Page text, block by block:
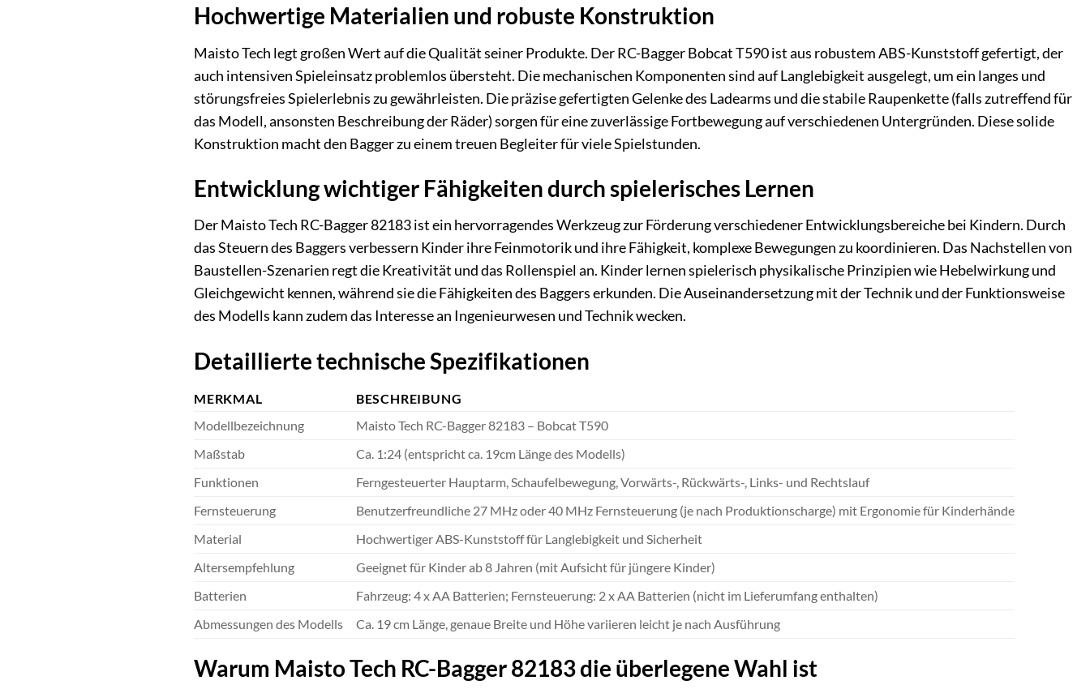
Hochwertige Materialien und robuste Konstruktion
Maisto Tech legt großen Wert auf die Qualität seiner Produkte. Der RC-Bagger Bobcat T590 ist aus robustem ABS-Kunststoff gefertigt, der
auch intensiven Spieleinsatz problemlos übersteht. Die mechanischen Komponenten sind auf Langlebigkeit ausgelegt, um ein langes und
störungsfreies Spielerlebnis zu gewährleisten. Die präzise gefertigten Gelenke des Ladearms und die stabile Raupenkette (falls zutreffend für
das Modell, ansonsten Beschreibung der Räder) sorgen für eine zuverlässige Fortbewegung auf verschiedenen Untergründen. Diese solide
Konstruktion macht den Bagger zu einem treuen Begleiter für viele Spielstunden.
Entwicklung wichtiger Fähigkeiten durch spielerisches Lernen
Der Maisto Tech RC-Bagger 82183 ist ein hervorragendes Werkzeug zur Förderung verschiedener Entwicklungsbereiche bei Kindern. Durch
das Steuern des Baggers verbessern Kinder ihre Feinmotorik und ihre Fähigkeit, komplexe Bewegungen zu koordinieren. Das Nachstellen von
Baustellen-Szenarien regt die Kreativität und das Rollenspiel an. Kinder lernen spielerisch physikalische Prinzipien wie Hebelwirkung und
Gleichgewicht kennen, während sie die Fähigkeiten des Baggers erkunden. Die Auseinandersetzung mit der Technik und der Funktionsweise
des Modells kann zudem das Interesse an Ingenieurwesen und Technik wecken.
Detaillierte technische Spezifikationen
MERKMAL
BESCHREIBUNG
Modellbezeichnung
Maisto Tech RC-Bagger 82183 – Bobcat T590
Maßstab
Ca. 1:24 (entspricht ca. 19cm Länge des Modells)
Funktionen
Ferngesteuerter Hauptarm, Schaufelbewegung, Vorwärts-, Rückwärts-, Links- und Rechtslauf
Fernsteuerung
Benutzerfreundliche 27 MHz oder 40 MHz Fernsteuerung (je nach Produktionscharge) mit Ergonomie für Kinderhände
Material
Hochwertiger ABS-Kunststoff für Langlebigkeit und Sicherheit
Altersempfehlung
Geeignet für Kinder ab 8 Jahren (mit Aufsicht für jüngere Kinder)
Batterien
Fahrzeug: 4 x AA Batterien; Fernsteuerung: 2 x AA Batterien (nicht im Lieferumfang enthalten)
Abmessungen des Modells
Ca. 19 cm Länge, genaue Breite und Höhe variieren leicht je nach Ausführung
Warum Maisto Tech RC-Bagger 82183 die überlegene Wahl ist